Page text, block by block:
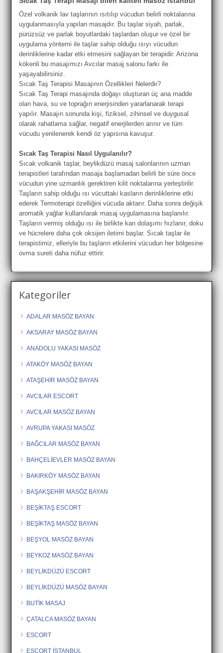
Özel volkanik lav taşlarının ısıtılıp vücudun belirli noktalarına
uygulanmasıyla yapılan masajdır. Bu taşlar siyah, parlak,
pürüzsüz ve parlak boyutlardaki taşlardan oluşur ve özel bir
uygulama yöntemi ile taşlar sahip olduğu ısıyı vücudun
derinliklerine kadar etki etmesini sağlayan bir terapidir. Arizona
kökenli bu masajımızı Avcılar masaj salonu farkı ile
yaşayabilirsiniz.
Sıcak Taş Terapisi Masajının Özellikleri Nelerdir?
Sıcak Taş Terapi masajında doğayı oluşturan üç ana madde
olan hava, su ve toprağın enerjisinden yararlanarak terapi
yapılır. Masajın sonunda kişi, fiziksel, zihinsel ve duygusal
olarak rahatlama sağlar, negatif enerjilerden arınır ve tüm
vücudu yenilenerek kendi öz yapısına kavuşur.
Sıcak Taş Terapisi Nasıl Uygulanılır?
Sıcak volkanik taşlar, beylikdüzü masaj salonlarının uzman
terapistleri tarafından masaja başlamadan belirli bir süre önce
vücudun yine uzmanlık gerektiren kilit noktalarına yerleştirilir.
Taşların sahip olduğu ısı vücuttaki kasların derinliklerine etki
ederek Termoterapi özelliğini vücuda aktarır. Daha sonra değişik
aromatik yağlar kullanılarak masaj uygulamasına başlanılır.
Taşların vermiş olduğu ısı ile birlikte kan dolaşımı hızlanır, doku
ve hücrelere daha çok oksijen iletimi başlar. Sıcak taşlar ile
terapistimiz, elleriyle bu taşların etkilerini vücudun her bölgesine
ovma sureti daha nüfuz ettirir.
Kategoriler
ADALAR MASÖZ BAYAN
AKSARAY MASÖZ BAYAN
ANADOLU YAKASI MASÖZ
ATAKÖY MASÖZ BAYAN
ATAŞEHİR MASÖZ BAYAN
AVCILAR ESCORT
AVCILAR MASÖZ BAYAN
AVRUPA YAKASI MASÖZ
BAĞCILAR MASÖZ BAYAN
BAHÇELİEVLER MASÖZ BAYAN
BAKIRKÖY MASÖZ BAYAN
BAŞAKŞEHİR MASÖZ BAYAN
BEŞİKTAŞ ESCORT
BEŞİKTAŞ MASÖZ BAYAN
BEŞYOL MASÖZ BAYAN
BEYKOZ MASÖZ BAYAN
BEYLİKDÜZÜ ESCORT
BEYLİKDÜZÜ MASÖZ BAYAN
BUTİK MASAJ
ÇATALCA MASÖZ BAYAN
ESCORT
ESCORT İSTANBUL